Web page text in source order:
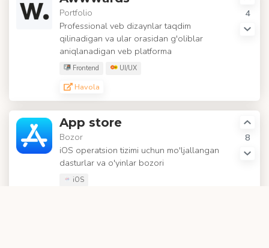
4
Portfolio
Professional veb dizaynlar taqdim
qilinadigan va ular orasidan g'oliblar
aniqlanadigan veb platforma
Frontend UI/UX
Havola
8
App store
Bozor
iOS operatsion tizimi uchun mo'ljallangan
dasturlar va o'yinlar bozori
iOS